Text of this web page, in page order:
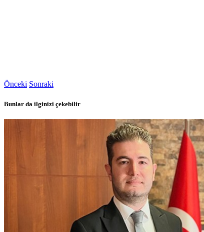
Önceki Sonraki
Bunlar da ilginizi çekebilir